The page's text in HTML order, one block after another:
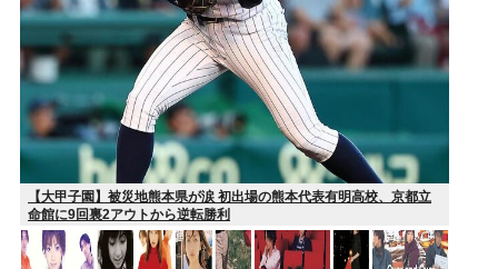
【大甲子園】被災地熊本県が涙 初出場の熊本代表有明高校、京都立
命館に9回裏2アウトから逆転勝利